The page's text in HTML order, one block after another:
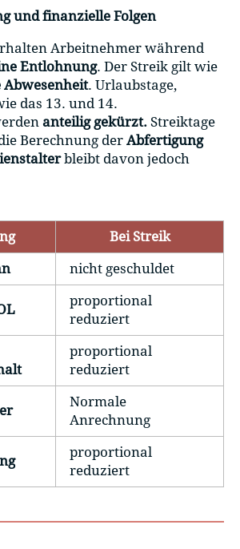
und finanzielle Folgen
Arbeitnehmer während
Entlohnung. Der Streik gilt wie
. Urlaubstage,
das 13. und 14.
anteilig gekürzt. Streiktage
Berechnung der Abfertigung
bleibt davon jedoch
Bei Streik
nicht geschuldet
proportional
reduziert
proportional
reduziert
Normale
Anrechnung
proportional
reduziert